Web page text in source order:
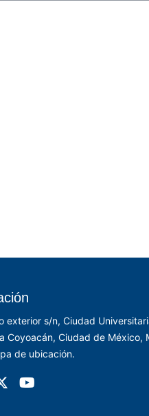
exterior s/n, Ciudad
Coyoacán, Ciudad de México,
de ubicación.